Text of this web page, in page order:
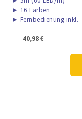
► 16 Farben
► Fernbedienung inkl.
40,98€